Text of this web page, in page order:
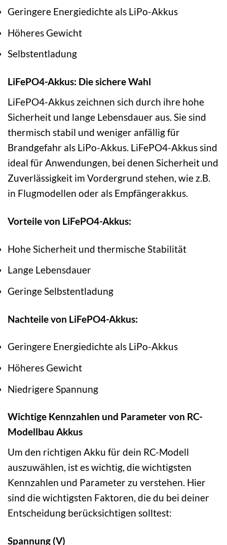
Geringere Energiedichte als LiPo-Akkus
Höheres Gewicht
Selbstentladung
LiFePO4-Akkus: Die sichere Wahl
LiFePO4-Akkus zeichnen sich durch ihre hohe
Sicherheit und lange Lebensdauer aus. Sie sind
thermisch stabil und weniger anfällig für
Brandgefahr als LiPo-Akkus. LiFePO4-Akkus sind
ideal für Anwendungen, bei denen Sicherheit und
Zuverlässigkeit im Vordergrund stehen, wie z.B.
in Flugmodellen oder als Empfängerakkus.
Vorteile von LiFePO4-Akkus:
Hohe Sicherheit und thermische Stabilität
Lange Lebensdauer
Geringe Selbstentladung
Nachteile von LiFePO4-Akkus:
Geringere Energiedichte als LiPo-Akkus
Höheres Gewicht
Niedrigere Spannung
Wichtige Kennzahlen und Parameter von RC-
Modellbau Akkus
Um den richtigen Akku für dein RC-Modell
auszuwählen, ist es wichtig, die wichtigsten
Kennzahlen und Parameter zu verstehen. Hier
sind die wichtigsten Faktoren, die du bei deiner
Entscheidung berücksichtigen solltest:
Spannung (V)